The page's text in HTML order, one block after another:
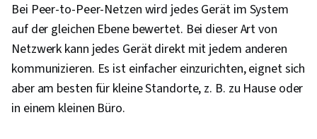
Computersicherheit, Anwendungssicherheit,
Management von Bedrohungen, Cybersecurity,
Berufliche Entwicklung, Prompt Engineering
Tools, Schnelles Engineering, KI-Kenntnisse,
Branding, Generative KI, Google Gemini,
Technische Unterstützung, Helpdesk-
Bei Peer-to-Peer-Netzen wird jedes Gerät im System
auf der gleichen Ebene bewertet. Bei dieser Art von
Netzwerk kann jedes Gerät direkt mit jedem anderen
kommunizieren. Es ist einfacher einzurichten, eignet sich
aber am besten für kleine Standorte, z. B. zu Hause oder
in einem kleinen Büro.